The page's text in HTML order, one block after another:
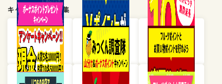
キャンペーン・特集